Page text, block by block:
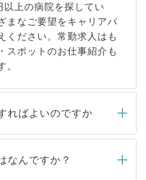
以上の病院を探してい
まなご要望をキャリアパ
ください。常勤求人はも
スポットのお仕事紹介も
ればよいのですか
したら、弊社担当者がご
、その後メールもしくは
なんですか？